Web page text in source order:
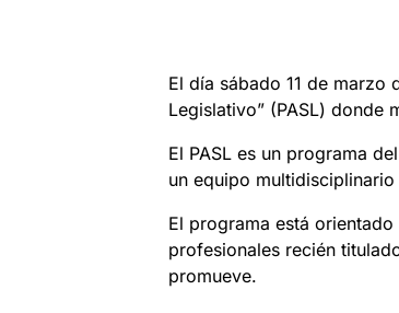
El día sábado 11 de marzo
Legislativo” (PASL) donde
El PASL es un programa
un equipo
El programa está
profesionales recién
promueve.